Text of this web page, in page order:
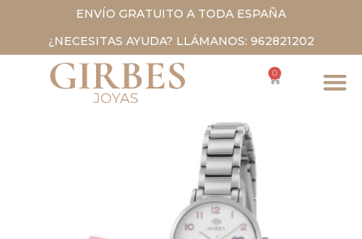
ENVÍO GRATUITO A TODA ESPAÑA
¿NECESITAS AYUDA? LLÁMANOS: 962821202
0